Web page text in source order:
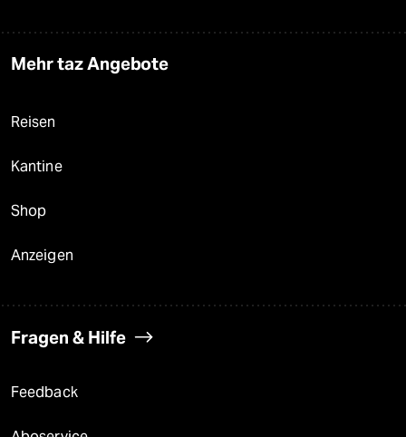
Mehr taz Angebote
Reisen
Kantine
Shop
Anzeigen
Fragen & Hilfe
Feedback